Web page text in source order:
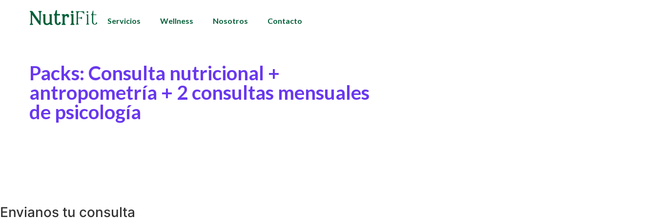
Servicios Wellness Nosotros Contacto
Packs: Consulta nutricional +
antropometría + 2 consultas mensuales
de psicología
Envianos tu consulta